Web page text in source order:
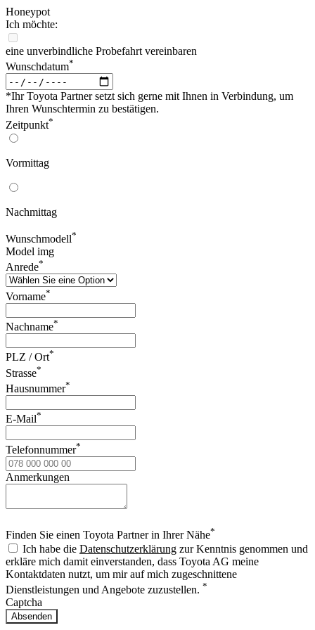
Honeypot
Ich möchte:
eine unverbindliche Probefahrt vereinbaren
Wunschdatum*
*Ihr Toyota Partner setzt sich gerne mit Ihnen in Verbindung, um
Ihren Wunschtermin zu bestätigen.
Zeitpunkt*
Vormittag
Nachmittag
Wunschmodell*
Model img
Anrede*
Vorname*
Nachname*
PLZ / Ort*
Strasse*
Hausnummer*
E-Mail*
Telefonnummer*
Anmerkungen
Finden Sie einen Toyota Partner in Ihrer Nähe*
Ich habe die Datenschutzerklärung zur Kenntnis genommen und
erkläre mich damit einverstanden, dass Toyota AG meine
Kontaktdaten nutzt, um mir auf mich zugeschnittene
Dienstleistungen und Angebote zuzustellen. *
Captcha
Absenden